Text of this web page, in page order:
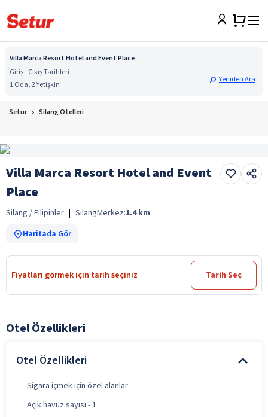
Villa Marca Resort Hotel and Event Place
Giriş - Çıkış Tarihleri
1 Oda, 2 Yetişkin
Yeniden Ara
Setur Silang Otelleri
Villa Marca Resort Hotel and Event
Place
Silang / Filipinler | SilangMerkez:1.4 km
Haritada Gör
Fiyatları görmek için tarih seçiniz Tarih Seç
Otel Özellikleri
Otel Özellikleri
Sigara içmek için özel alanlar
Açık havuz sayısı - 1